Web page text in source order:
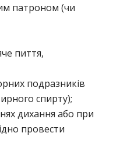
патроном (чи
пиття,
подразників
спирту);
дихання або при
провести